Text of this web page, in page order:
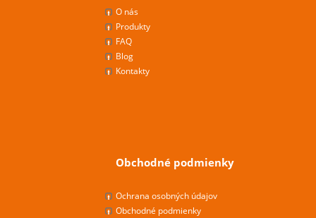
O nás
Produkty
FAQ
Blog
Kontakty
Obchodné podmienky
Ochrana osobných údajov
Obchodné podmienky